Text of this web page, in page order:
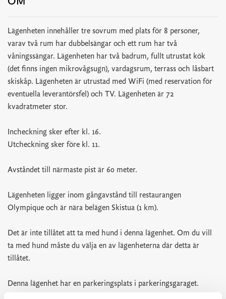
Lägenheten innehåller tre sovrum med plats för 8 personer,
varav två rum har dubbelsängar och ett rum har två
våningssängar. Lägenheten har två badrum, fullt utrustat kök
(det finns ingen mikrovågsugn), vardagsrum, terrass och låsbart
skiskåp. Lägenheten är utrustad med WiFi (med reservation för
eventuella leverantörsfel) och TV. Lägenheten är 72
kvadratmeter stor.
Incheckning sker efter kl. 16.
Utcheckning sker före kl. 11.
Avståndet till närmaste pist är 60 meter.
Lägenheten ligger inom gångavstånd till restaurangen
Olympique och är nära belägen Skistua (1 km).
Det är inte tillåtet att ta med hund i denna lägenhet. Om du vill
ta med hund måste du välja en av lägenheterna där detta är
tillåtet.
Denna lägenhet har en parkeringsplats i parkeringsgaraget.